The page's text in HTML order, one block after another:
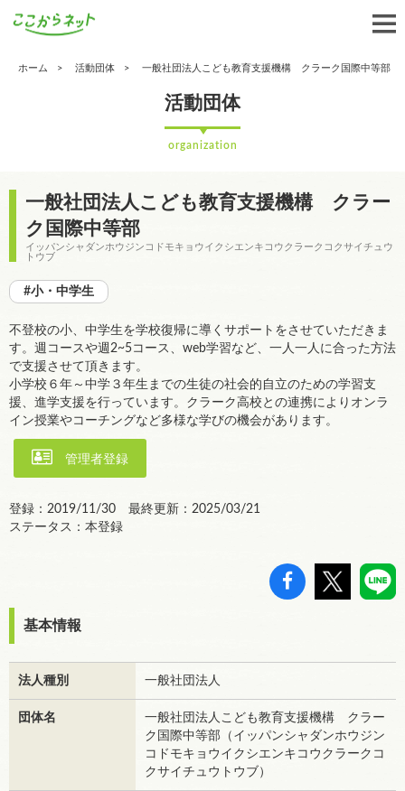
ホーム 活動団体 一般社団法人こども教育支援機構 クラーク国際中等部
活動団体
organization
一般社団法人こども教育支援機構 クラー
ク国際中等部
イッパンシャダンホウジンコドモキョウイクシエンキコウクラークコクサイチュウ
トウブ
#小・中学生
不登校の小、中学生を学校復帰に導くサポートをさせていただきま
す。週コースや週2~5コース、web学習など、一人一人に合った方法
で支援させて頂きます。
小学校６年～中学３年生までの生徒の社会的自立のための学習支
援、進学支援を行っています。クラーク高校との連携によりオンラ
イン授業やコーチングなど多様な学びの機会があります。
管理者登録
登録：2019/11/30 最終更新：2025/03/21
ステータス：本登録
基本情報
法人種別 一般社団法人
団体名
一般社団法人こども教育支援機構 クラー
ク国際中等部（イッパンシャダンホウジン
コドモキョウイクシエンキコウクラークコ
クサイチュウトウブ）